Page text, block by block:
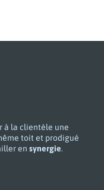
à la clientèle une
toit et prodigué
en synergie.